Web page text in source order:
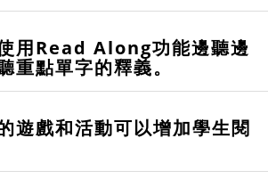
用Read Along功能邊聽邊
重點單字的釋義。
遊戲和活動可以增加學生閱